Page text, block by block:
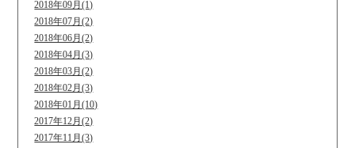
2018年09月(1)
2018年07月(2)
2018年06月(2)
2018年04月(3)
2018年03月(2)
2018年02月(3)
2018年01月(10)
2017年12月(2)
2017年11月(3)